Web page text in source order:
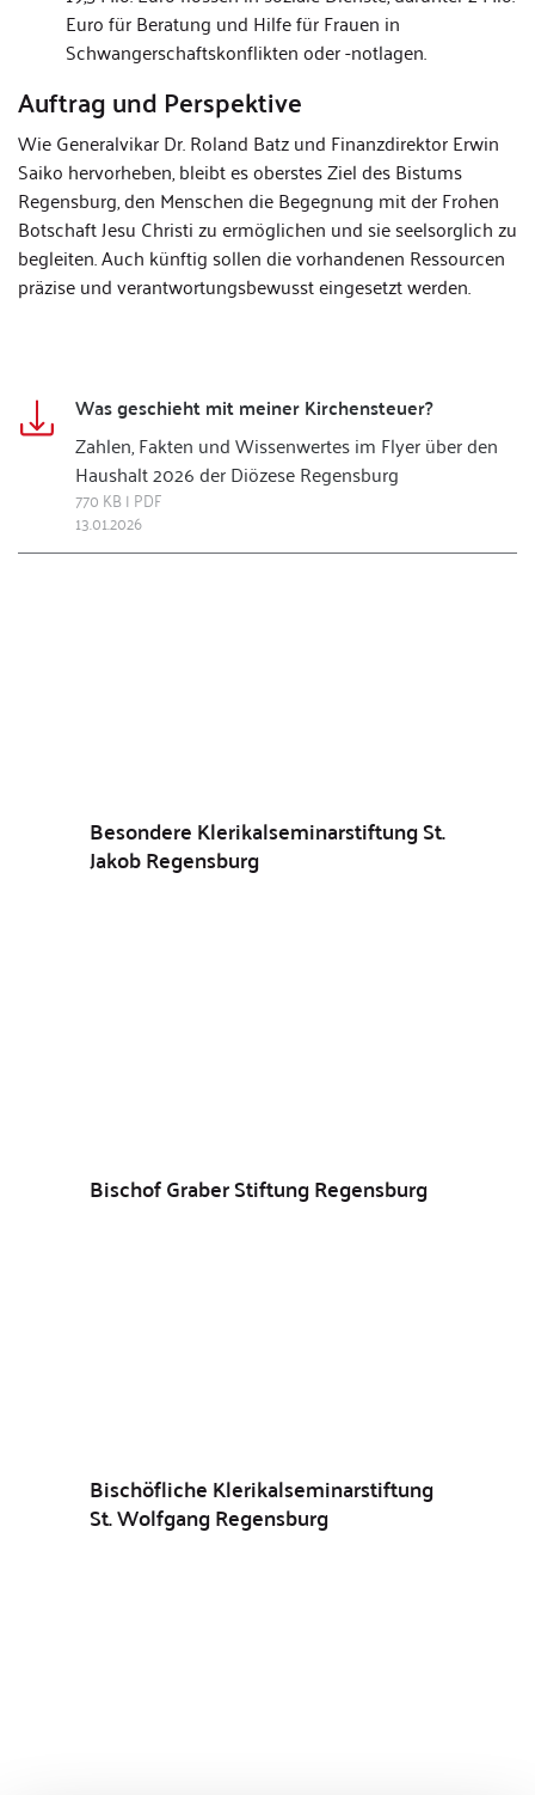
Euro für Beratung und Hilfe für Frauen in
Schwangerschaftskonflikten oder -notlagen.
Auftrag und Perspektive
Wie Generalvikar Dr. Roland Batz und Finanzdirektor Erwin
Saiko hervorheben, bleibt es oberstes Ziel des Bistums
Regensburg, den Menschen die Begegnung mit der Frohen
Botschaft Jesu Christi zu ermöglichen und sie seelsorglich zu
begleiten. Auch künftig sollen die vorhandenen Ressourcen
präzise und verantwortungsbewusst eingesetzt werden.
Was geschieht mit meiner Kirchensteuer?
Zahlen, Fakten und Wissenwertes im Flyer über den
Haushalt 2026 der Diözese Regensburg
770 KB | PDF
13.01.2026
Besondere Klerikalseminarstiftung St.
Jakob Regensburg
Bischof Graber Stiftung Regensburg
Bischöfliche Klerikalseminarstiftung
St. Wolfgang Regensburg